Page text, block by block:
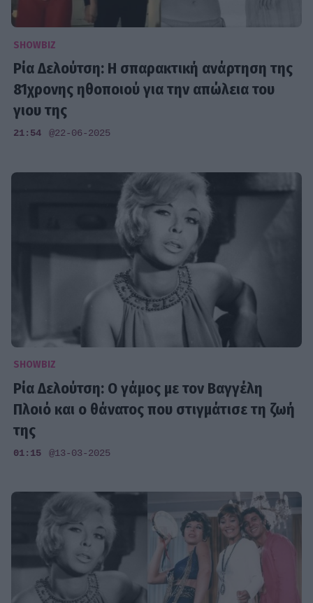
SHOWBIZ
Ρία Δελούτση: Η σπαρακτική ανάρτηση της
81χρονης ηθοποιού για την απώλεια του
γιου της
21:54 @22-06-2025
SHOWBIZ
Ρία Δελούτση: Ο γάμος με τον Βαγγέλη
Πλοιό και ο θάνατος που στιγμάτισε τη ζωή
της
01:15 @13-03-2025